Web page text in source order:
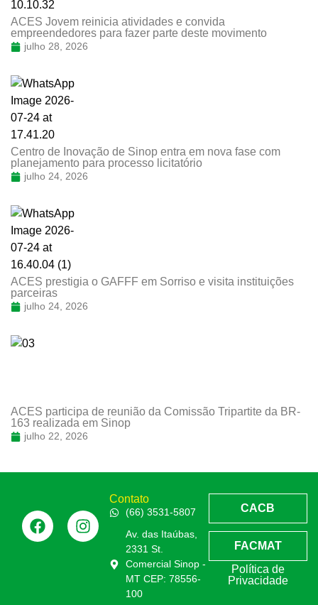
ACES Jovem reinicia atividades e convida
empreendedores para fazer parte deste movimento
julho 28, 2026
Centro de Inovação de Sinop entra em nova fase com
planejamento para processo licitatório
julho 24, 2026
ACES prestigia o GAFFF em Sorriso e visita instituições
parceiras
julho 24, 2026
ACES participa de reunião da Comissão Tripartite da BR-
163 realizada em Sinop
julho 22, 2026
Contato
(66) 3531-5807
Av. das Itaúbas,
2331 St.
Comercial Sinop -
MT CEP: 78556-
100
CACB
FACMAT
Política de
Privacidade